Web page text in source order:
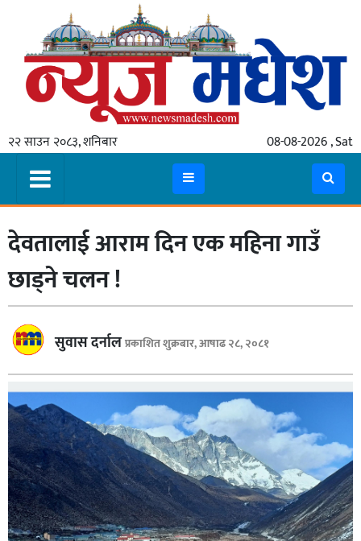
२२ साउन २०८३, शनिबार 08-08-2026 , Sat
गृहपृष्ठ
स्थानीय
प्रदेश
मधेश
प्रदेश
लुम्बिनी
गण्डकी
बागमती
कर्णाली
सुदूरपश्चिम
मधेश
विशेष
राजनीति
देवतालाई आराम दिन एक महिना गाउँ
छाड्ने चलन !
सुवास दर्नालप्रकाशित शुक्रबार, आषाढ २८, २०८१